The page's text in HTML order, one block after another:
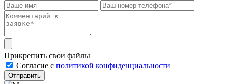
Прикрепить свои файлы
Cогласие с политикой конфиденциальности
Отправить